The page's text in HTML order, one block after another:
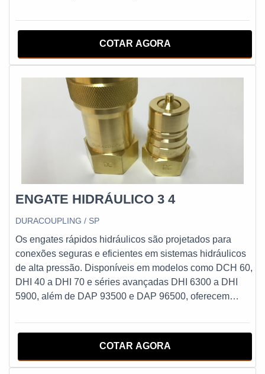
diferentes diâmetros de mangueiras e tubulações,
oferecem confiabilidade e eficiência em diversas
operações técnicas.
COTAR AGORA
ENGATE HIDRÁULICO 3 4
DURACOUPLING / SP
Os engates rápidos hidráulicos são projetados para
conexões seguras e eficientes em sistemas hidráulicos
de alta pressão. Disponíveis em modelos como DCH 60,
DHI 40 a DHI 70 e séries avançadas DHI 6300 a DHI
5900, além de DAP 93500 e DAP 96500, oferecem
opções com sistema de segurança, garantindo proteção
durabilidade e confiabilidade.
COTAR AGORA